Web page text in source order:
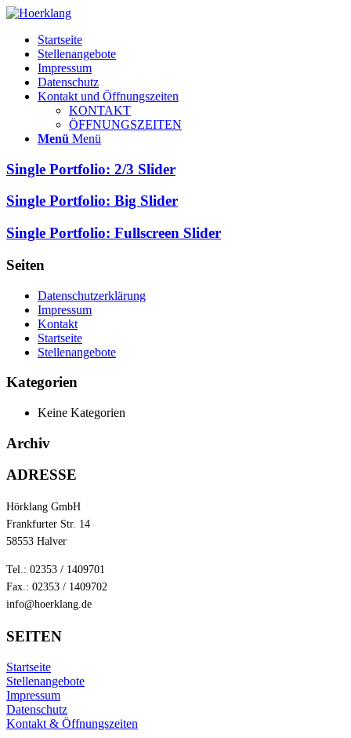
Startseite
Stellenangebote
Impressum
Datenschutz
Kontakt und Öffnungszeiten
KONTAKT
ÖFFNUNGSZEITEN
Menü Menü
Single Portfolio: 2/3 Slider
Single Portfolio: Big Slider
Single Portfolio: Fullscreen Slider
Seiten
Datenschutzerklärung
Impressum
Kontakt
Startseite
Stellenangebote
Kategorien
Keine Kategorien
Archiv
ADRESSE
Hörklang GmbH
Frankfurter Str. 14
58553 Halver
Tel.: 02353 / 1409701
Fax.: 02353 / 1409702
info@hoerklang.de
SEITEN
Startseite
Stellenangebote
Impressum
Datenschutz
Kontakt & Öffnungszeiten